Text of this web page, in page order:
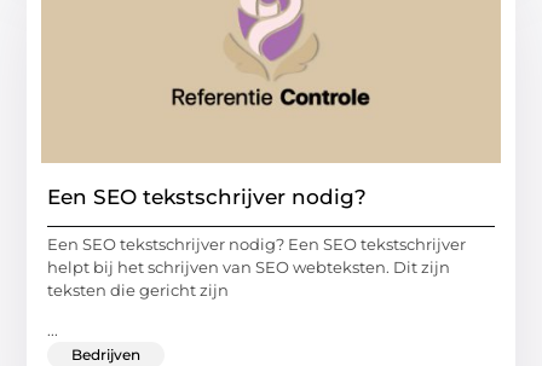
Een SEO tekstschrijver nodig?
Een SEO tekstschrijver nodig? Een SEO tekstschrijver
helpt bij het schrijven van SEO webteksten. Dit zijn
teksten die gericht zijn
...
Bedrijven